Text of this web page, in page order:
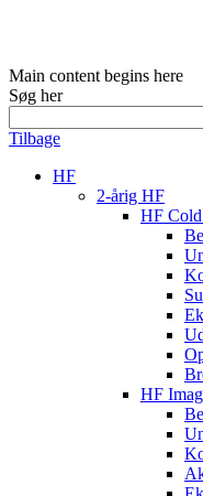
Main content begins here
Søg her
efter:
Tilbage
HF
2-årig HF
HF
HF